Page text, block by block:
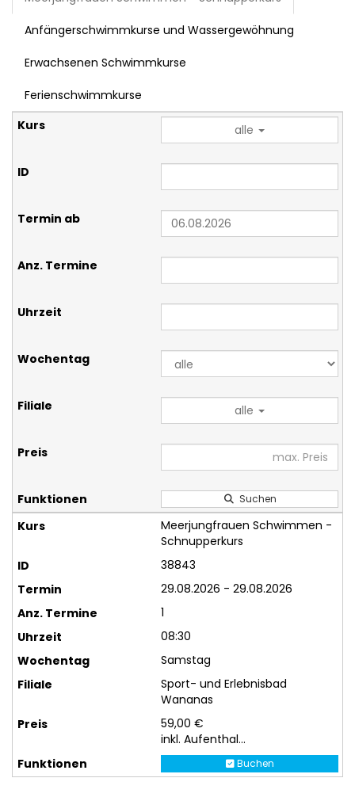
Anfängerschwimmkurse und Wassergewöhnung
Erwachsenen Schwimmkurse
Ferienschwimmkurse
alle
alle
Suchen
Meerjungfrauen Schwimmen -
Schnupperkurs
38843
29.08.2026 - 29.08.2026
1
08:30
Samstag
Sport- und Erlebnisbad
Wananas
59,00 €
inkl. Aufenthal...
Buchen